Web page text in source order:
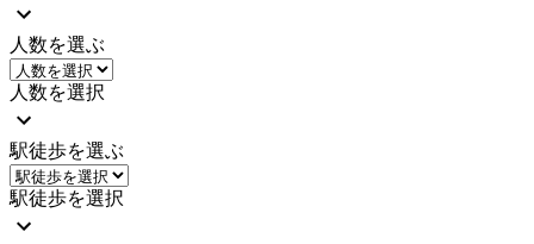
人数を選ぶ
人数を選択
駅徒歩を選ぶ
駅徒歩を選択